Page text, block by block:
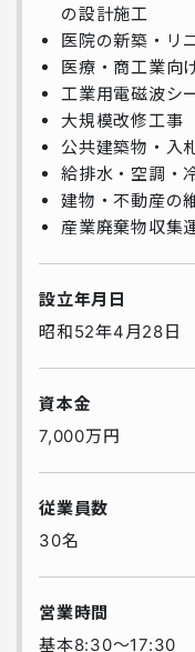
の設計施工
医院の新築・リ
医療・商工業向
工業用電磁波シ
大規模改修工事
公共建築物・入
給排水・空調・
建物・不動産の
産業廃棄物収集
設立年月日
昭和52年4月28日
資本金
7,000万円
従業員数
30名
営業時間
基本8:30～17:30